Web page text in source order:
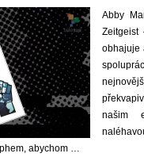
Abby
Zeitgeist
obhajuje
našim
abychom …